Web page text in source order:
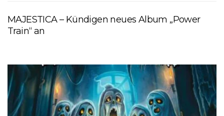
MAJESTICA – Kündigen neues Album „Power
Train“ an